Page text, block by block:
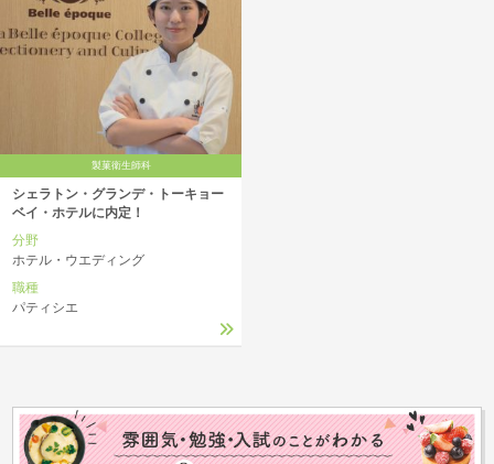
製菓衛生師科
シェラトン・グランデ・トーキョー
ベイ・ホテルに内定！
分野
ホテル・ウエディング
職種
パティシエ